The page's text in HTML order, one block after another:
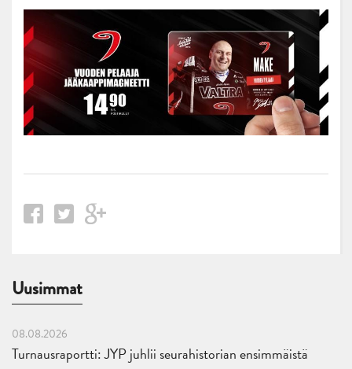
Uusimmat
08.08.2026
Turnausraportti: JYP juhlii seurahistorian ensimmäistä